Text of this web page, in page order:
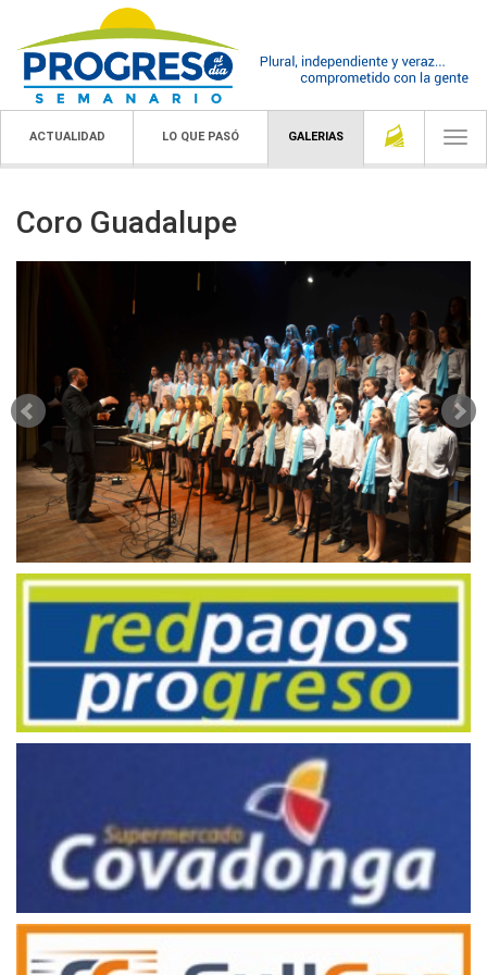
ACTUALIDAD LO QUE PASÓ GALERIAS
Coro Guadalupe